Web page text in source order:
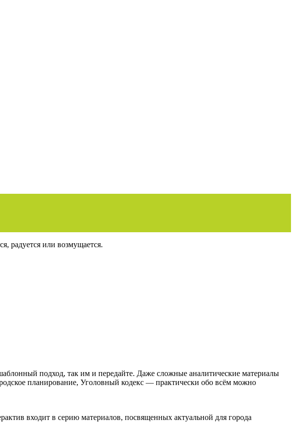
радуется или возмущается.
подход, так им и передайте. Даже сложные аналитические материалы
планирование, Уголовный кодекс — практически обо всём можно
входит в серию материалов, посвященных актуальной для города